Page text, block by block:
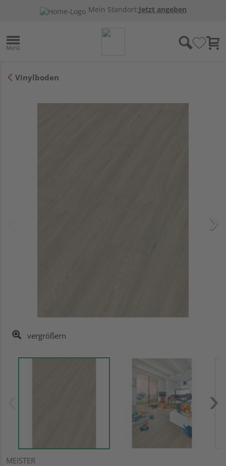
Mein Standort:Jetzt angeben
Vinylboden
vergrößern
MEISTER